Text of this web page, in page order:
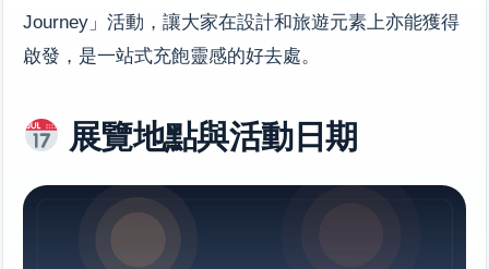
Journey」活動，讓大家在設計和旅遊元素上亦能獲得
啟發，是一站式充飽靈感的好去處。
展覽地點與活動日期